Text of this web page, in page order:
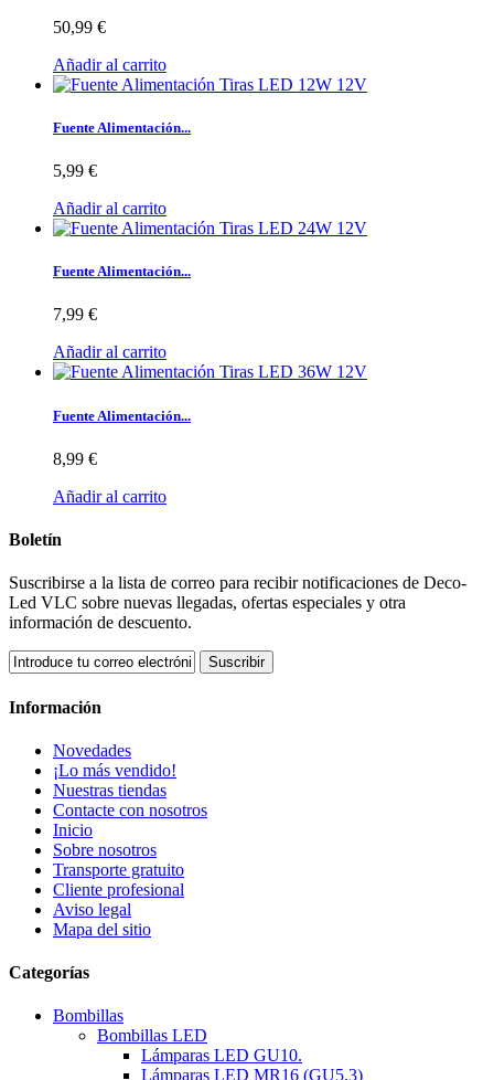
50,99 €
Añadir al carrito
Fuente Alimentación...
5,99 €
Añadir al carrito
Fuente Alimentación...
7,99 €
Añadir al carrito
Fuente Alimentación...
8,99 €
Añadir al carrito
Boletín
Suscribirse a la lista de correo para recibir notificaciones de Deco-
Led VLC sobre nuevas llegadas, ofertas especiales y otra
información de descuento.
Suscribir
Información
Novedades
¡Lo más vendido!
Nuestras tiendas
Contacte con nosotros
Inicio
Sobre nosotros
Transporte gratuito
Cliente profesional
Aviso legal
Mapa del sitio
Categorías
Bombillas
Bombillas LED
Lámparas LED GU10.
Lámparas LED MR16 (GU5,3)